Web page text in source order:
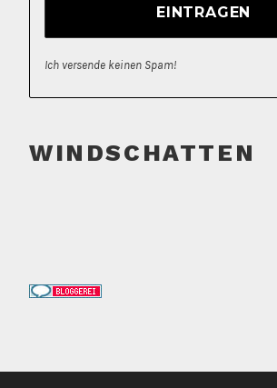
Ich versende keinen Spam!
WINDSCHATTEN